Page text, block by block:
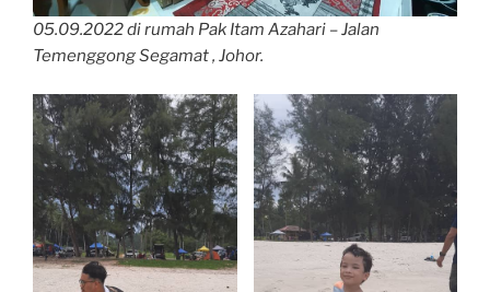
05.09.2022 di rumah Pak Itam Azahari – Jalan
Temenggong Segamat , Johor.